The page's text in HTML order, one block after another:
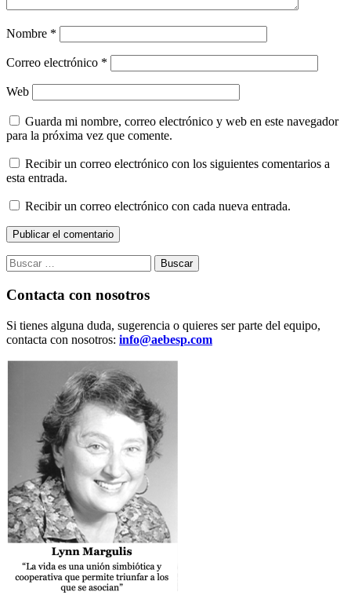
Nombre *
Correo electrónico *
Web
Guarda mi nombre, correo electrónico y web en este navegador
para la próxima vez que comente.
Recibir un correo electrónico con los siguientes comentarios a
esta entrada.
Recibir un correo electrónico con cada nueva entrada.
Buscar:
Contacta con nosotros
Si tienes alguna duda, sugerencia o quieres ser parte del equipo,
contacta con nosotros: info@aebesp.com